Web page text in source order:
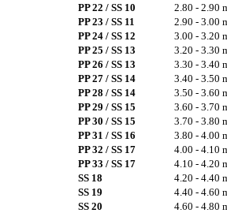
PP 22 / SS 10
2.80 - 2.90
PP 23 / SS 11
2.90 - 3.00
PP 24 / SS 12
3.00 - 3.20
PP 25 / SS 13
3.20 - 3.30
PP 26 / SS 13
3.30 - 3.40
PP 27 / SS 14
3.40 - 3.50
PP 28 / SS 14
3.50 - 3.60
PP 29 / SS 15
3.60 - 3.70
PP 30 / SS 15
3.70 - 3.80
PP 31 / SS 16
3.80 - 4.00
PP 32 / SS 17
4.00 - 4.10
PP 33 / SS 17
4.10 - 4.20
SS 18
4.20 - 4.40
SS 19
4.40 - 4.60
SS 20
4.60 - 4.80